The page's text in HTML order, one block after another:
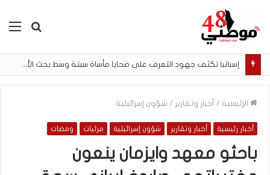
بحث
الرئيسية / أخبار وتقارير / شؤون إسرائيلية
أخبار رئيسية أخبار وتقارير شؤون إسرائيلية مرئيات ومضات
باحثو معهد وايزمان ينعون